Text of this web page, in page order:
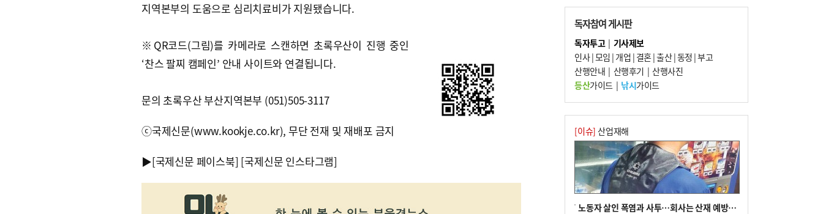
지역본부의 도움으로 심리치료비가 지원됐습니다.
※QR코드(그림)를 카메라로 스캔하면 초록우산이 진행 중인
‘찬스 팔찌 캠페인’ 안내 사이트와 연결됩니다.
문의 초록우산 부산지역본부 (051)505-3117
ⓒ국제신문(www.kookje.co.kr), 무단 전재 및 재배포 금지
▶[국제신문 페이스북] [국제신문 인스타그램]
군사기밀 유출자 색출 지시
7
부산 주유소 휘발유 평균가 ℓ당 1849원…
전주보다 3원 ↓
8
[속보] ‘심판 성접대’ 논란 축구협회 공식 사
과…“현재는 부적절 행위 없어”
10 서울 중랑구서 흉기 난동…60대 남성 2명
사망
독자참여 게시판
독자투고| 기사제보
인사|모임 | 개업 | 결혼|출산|동정 |부고
산행안내 | 산행후기 | 산행사진
등산가이드| 낚시가이드
[이슈] 산업재해
노동자 살인 폭염과 사투…회사는 산재 예방·전기료 절감 전력